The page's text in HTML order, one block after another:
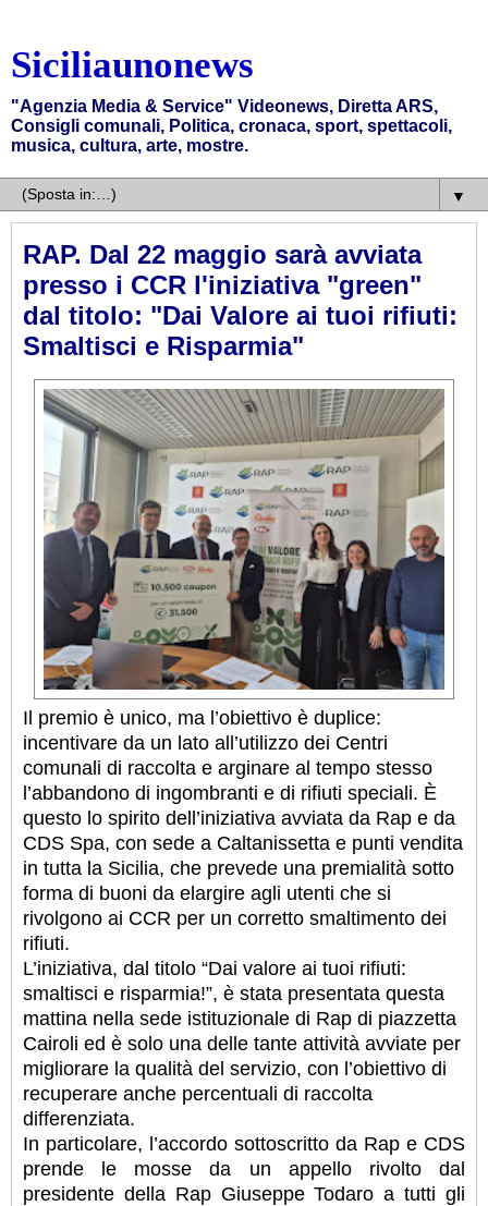
Siciliaunonews
"Agenzia Media & Service" Videonews, Diretta ARS,
Consigli comunali, Politica, cronaca, sport, spettacoli,
musica, cultura, arte, mostre.
▼
RAP. Dal 22 maggio sarà avviata
presso i CCR l'iniziativa "green"
dal titolo: "Dai Valore ai tuoi rifiuti:
Smaltisci e Risparmia"
Il premio è unico, ma l’obiettivo è duplice:
incentivare da un lato all’utilizzo dei Centri
comunali di raccolta e arginare al tempo stesso
l’abbandono di ingombranti e di rifiuti speciali. È
questo lo spirito dell’iniziativa avviata da Rap e da
CDS Spa, con sede a Caltanissetta e punti vendita
in tutta la Sicilia, che prevede una premialità sotto
forma di buoni da elargire agli utenti che si
rivolgono ai CCR per un corretto smaltimento dei
rifiuti.
L’iniziativa, dal titolo “Dai valore ai tuoi rifiuti:
smaltisci e risparmia!”, è stata presentata questa
mattina nella sede istituzionale di Rap di piazzetta
Cairoli ed è solo una delle tante attività avviate per
migliorare la qualità del servizio, con l’obiettivo di
recuperare anche percentuali di raccolta
differenziata.
In particolare, l’accordo sottoscritto da Rap e CDS
prende le mosse da un appello rivolto dal
presidente della Rap Giuseppe Todaro a tutti gli